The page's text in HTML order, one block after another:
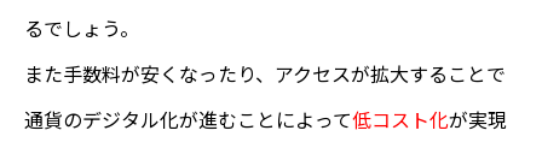
るでしょう。
また手数料が安くなったり、アクセスが拡大することで
通貨のデジタル化が進むことによって低コスト化が実現